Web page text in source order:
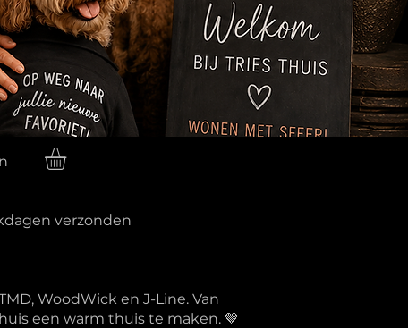
verzonden
WoodWick en J-Line. Van
een warm thuis te maken. 🤎